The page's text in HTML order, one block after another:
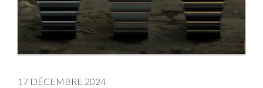
17 DÉCEMBRE 2024